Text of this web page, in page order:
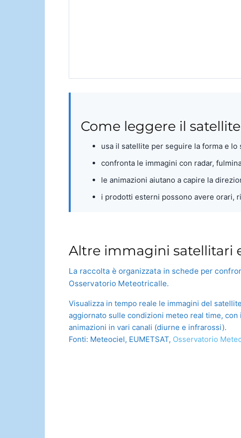
Come leggere il satellite
usa il satellite per seguire la forma e
confronta le immagini con radar,
le animazioni aiutano a capire la
i prodotti esterni possono avere orari,
Altre immagini satellitari
La raccolta è organizzata in schede per
Osservatorio Meteotricalle.
Visualizza in tempo reale le immagini del
aggiornato sulle condizioni meteo real time, con
animazioni in vari canali (diurne e infrarossi).
Fonti: Meteociel, EUMETSAT, Osservatorio